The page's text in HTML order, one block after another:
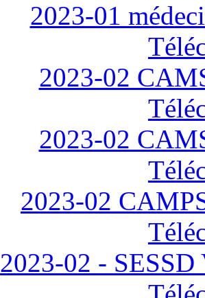
2023-01
2023-02
2023-02
2023-02
2023-02 -